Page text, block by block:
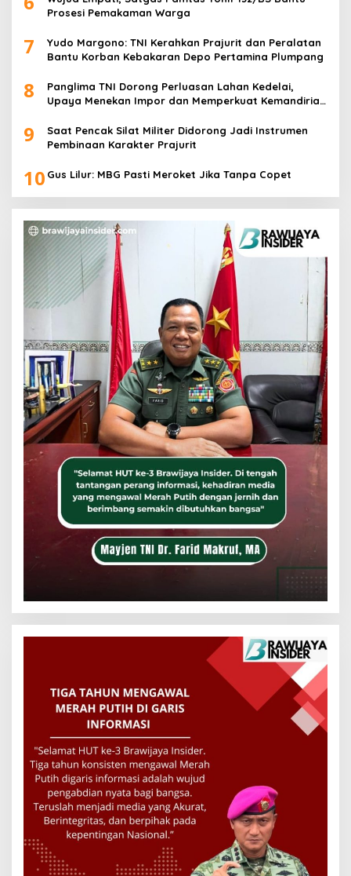
Prosesi Pemakaman Warga
7
Yudo Margono: TNI Kerahkan Prajurit dan Peralatan
Bantu Korban Kebakaran Depo Pertamina Plumpang
8
Panglima TNI Dorong Perluasan Lahan Kedelai,
Upaya Menekan Impor dan Memperkuat Kemandirian
9
Saat Pencak Silat Militer Didorong Jadi Instrumen
Pembinaan Karakter Prajurit
10 Gus Lilur: MBG Pasti Meroket Jika Tanpa Copet